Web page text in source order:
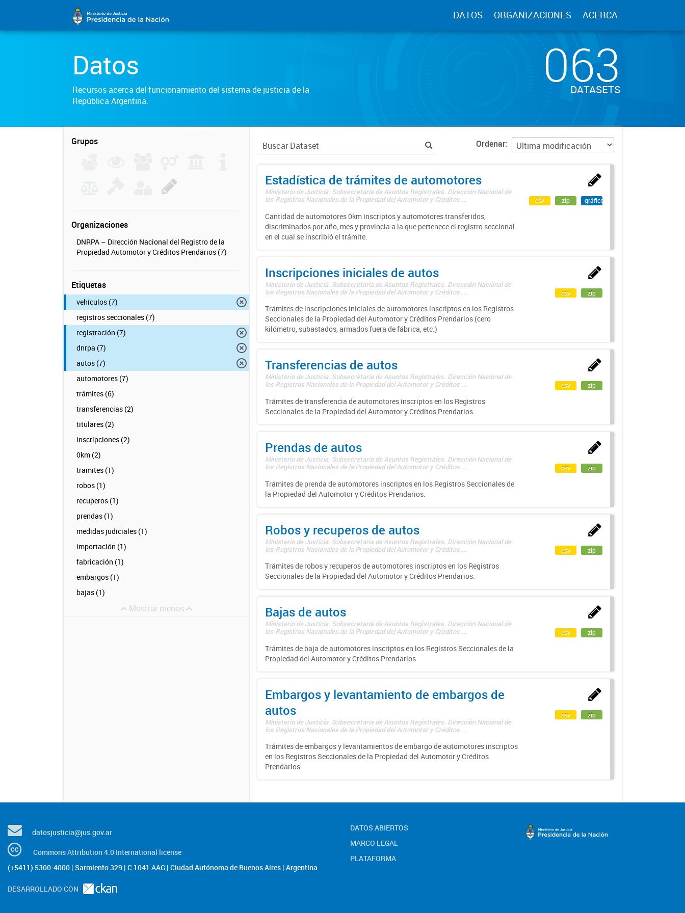
DATOS ORGANIZACIONES ACERCA
Datos
Recursos acerca del funcionamiento del sistema de justicia de la
República Argentina.
063
DATASETS
Grupos
Organizaciones
DNRPA – Dirección Nacional del Registro de la
Propiedad Automotor y Créditos Prendarios (7)
Etiquetas
vehículos (7)
registros seccionales (7)
registración (7)
dnrpa (7)
autos (7)
automotores (7)
trámites (6)
transferencias (2)
titulares (2)
inscripciones (2)
0km (2)
tramites (1)
robos (1)
recuperos (1)
prendas (1)
medidas judiciales (1)
importación (1)
fabricación (1)
embargos (1)
bajas (1)
Mostrar menos
Ordenar
Estadística de trámites de automotores
Ministerio de Justicia. Subsecretaría de Asuntos Registrales. Dirección Nacional de
los Registros Nacionales de la Propiedad del Automotor y Créditos ...
Cantidad de automotores 0km inscriptos y automotores transferidos,
discriminados por año, mes y provincia a la que pertenece el registro seccional
en el cual se inscribió el trámite.
csv zip gráfico
Inscripciones iniciales de autos
Ministerio de Justicia. Subsecretaría de Asuntos Registrales. Dirección Nacional de
los Registros Nacionales de la Propiedad del Automotor y Créditos ...
Trámites de inscripciones iniciales de automotores inscriptos en los Registros
Seccionales de la Propiedad del Automotor y Créditos Prendarios (cero
kilómetro, subastados, armados fuera de fábrica, etc.)
csv zip
Transferencias de autos
Ministerio de Justicia. Subsecretaría de Asuntos Registrales. Dirección Nacional de
los Registros Nacionales de la Propiedad del Automotor y Créditos ...
Trámites de transferencia de automotores inscriptos en los Registros
Seccionales de la Propiedad del Automotor y Créditos Prendarios.
csv zip
Prendas de autos
Ministerio de Justicia. Subsecretaría de Asuntos Registrales. Dirección Nacional de
los Registros Nacionales de la Propiedad del Automotor y Créditos ...
Trámites de prenda de automotores inscriptos en los Registros Seccionales de
la Propiedad del Automotor y Créditos Prendarios.
csv zip
Robos y recuperos de autos
Ministerio de Justicia. Subsecretaría de Asuntos Registrales. Dirección Nacional de
los Registros Nacionales de la Propiedad del Automotor y Créditos ...
Trámites de robos y recuperos de automotores inscriptos en los Registros
Seccionales de la Propiedad del Automotor y Créditos Prendarios.
csv zip
Bajas de autos
Ministerio de Justicia. Subsecretaría de Asuntos Registrales. Dirección Nacional de
los Registros Nacionales de la Propiedad del Automotor y Créditos ...
Trámites de baja de automotores inscriptos en los Registros Seccionales de la
Propiedad del Automotor y Créditos Prendarios
csv zip
Embargos y levantamiento de embargos de
autos
Ministerio de Justicia. Subsecretaría de Asuntos Registrales. Dirección Nacional de
los Registros Nacionales de la Propiedad del Automotor y Créditos ...
Trámites de embargos y levantamientos de embargo de automotores inscriptos
en los Registros Seccionales de la Propiedad del Automotor y Créditos
Prendarios.
csv zip
datosjusticia@jus.gov.ar
Commons Attribution 4.0 International license
(+5411) 5300-4000 | Sarmiento 329 | C 1041 AAG | Ciudad Autónoma de Buenos Aires | Argentina
DESARROLLADO CON
DATOS ABIERTOS
MARCO LEGAL
PLATAFORMA